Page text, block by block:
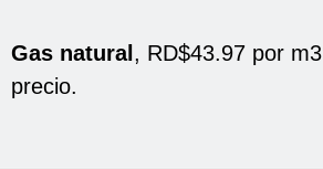
Gas natural , RD$43.97 por
precio.